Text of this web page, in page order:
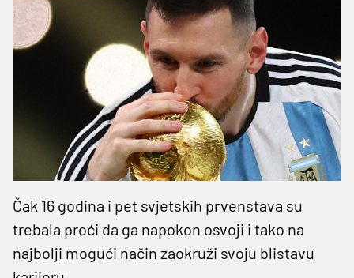
Čak 16 godina i pet svjetskih prvenstava su
trebala proći da ga napokon osvoji i tako na
najbolji mogući način zaokruži svoju blistavu